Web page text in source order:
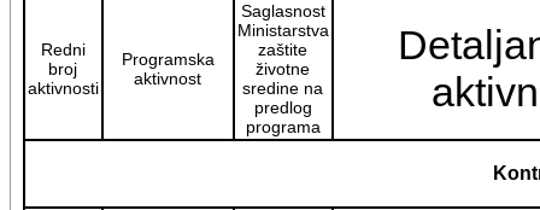
Redni
broj
aktivnosti
Programska
aktivnost
Saglasnost
Ministarstva
zaštite
životne
sredine na
predlog
programa